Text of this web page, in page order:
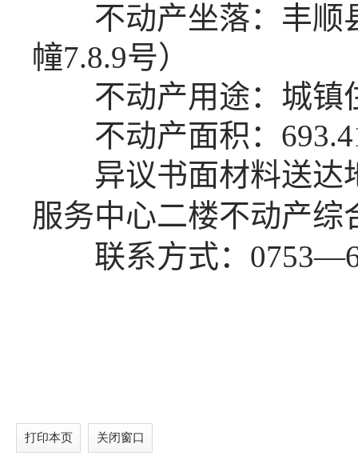
不动产坐落：丰顺
幢7.8.9号）
不动产用途：城镇
不动产面积：
异议书面材料送达
服务中心二楼不动产综
联系方式：
打印本页 关闭窗口